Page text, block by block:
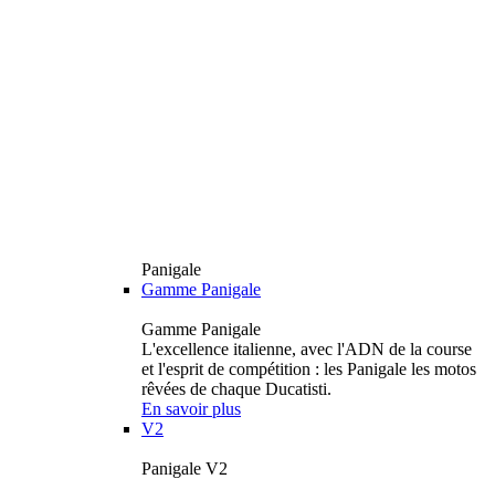
Panigale
Gamme Panigale
Gamme Panigale
L'excellence italienne, avec l'ADN de la course
et l'esprit de compétition : les Panigale les motos
rêvées de chaque Ducatisti.
En savoir plus
V2
Panigale V2